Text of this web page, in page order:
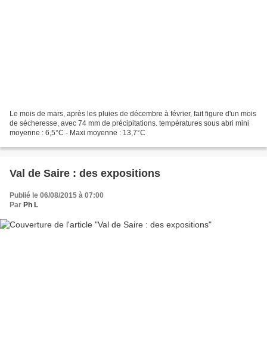
Le mois de mars, après les pluies de décembre à février, fait figure d'un mois
de sécheresse, avec 74 mm de précipitations. températures sous abri mini
moyenne : 6,5°C - Maxi moyenne : 13,7°C
Val de Saire : des expositions
Publié le 06/08/2015 à 07:00
Par Ph L